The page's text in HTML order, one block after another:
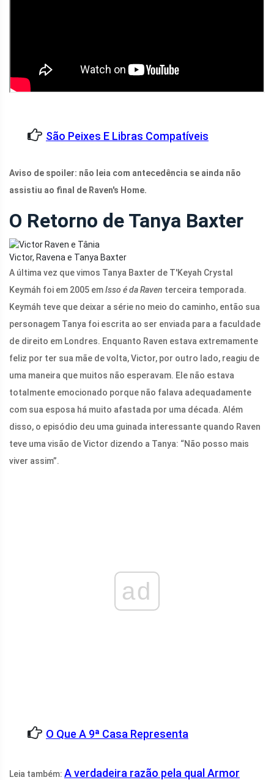
São Peixes E Libras Compatíveis
Aviso de spoiler: não leia com antecedência se ainda não
assistiu ao final de Raven's Home.
O Retorno de Tanya Baxter
Victor, Ravena e Tanya Baxter
A última vez que vimos Tanya Baxter de T'Keyah Crystal
Keymáh foi em 2005 emIsso é da Raven terceira temporada.
Keymáh teve que deixar a série no meio do caminho, então sua
personagem Tanya foi escrita ao ser enviada para a faculdade
de direito em Londres. Enquanto Raven estava extremamente
feliz por ter sua mãe de volta, Victor, por outro lado, reagiu de
uma maneira que muitos não esperavam. Ele não estava
totalmente emocionado porque não falava adequadamente
com sua esposa há muito afastada por uma década. Além
disso, o episódio deu uma guinada interessante quando Raven
teve uma visão de Victor dizendo a Tanya: “Não posso mais
viver assim”.
ad
O Que A 9ª Casa Representa
Leia também: A verdadeira razão pela qual Armor